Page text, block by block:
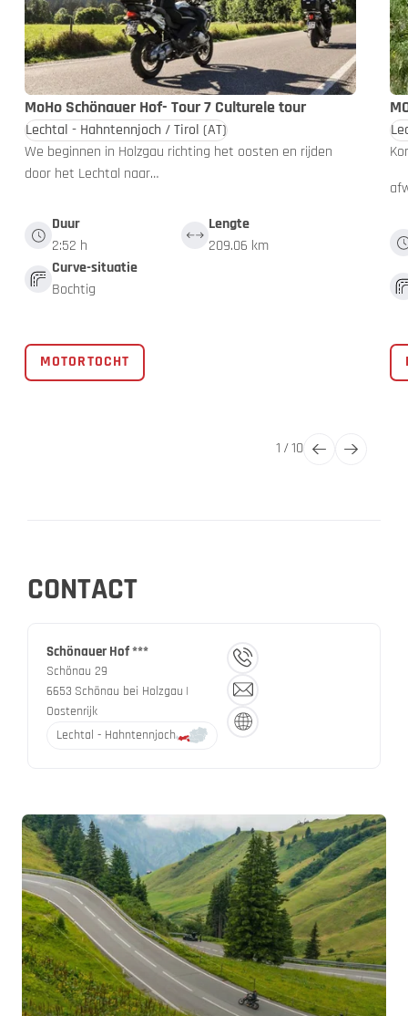
MoHo Schönauer Hof- Tour 7 Culturele tour
Lechtal - Hahntennjoch / Tirol (AT)
We beginnen in Holzgau richting het oosten en rijden
door het Lechtal naar…
Duur
2:52 h
Lengte
209.06 km
Curve-situatie
Bochtig
MOTORTOCHT
1 /10
CONTACT
Schönauer Hof ***
Schönau 29
6653 Schönau bei Holzgau |
Oostenrijk
Lechtal - Hahntennjoch